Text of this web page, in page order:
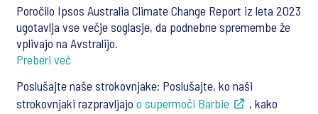
Poročilo Ipsos Australia Climate Change Report iz leta 2023
ugotavlja vse večje soglasje, da podnebne spremembe že
vplivajo na Avstralijo.
Preberi več
Poslušajte naše strokovnjake: Poslušajte, ko naši
strokovnjaki razpravljajo o supermoči Barbie
, kako